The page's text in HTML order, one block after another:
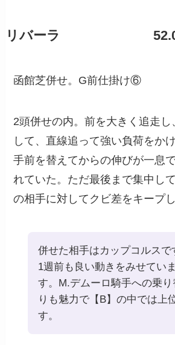
リバーラ 52.0
函館芝併せ。G前仕掛け⑥
2頭併せの内。前を大きく追走
して、直線追って強い負荷をか
手前を替えてからの伸びが一息
れていた。ただ最後まで集中し
の相手に対してクビ差をキープ
併せた相手はカップコルスで
1週前も良い動きをみせていま
す。M.デムーロ騎手への乗り
りも魅力で【B】の中では上
す。